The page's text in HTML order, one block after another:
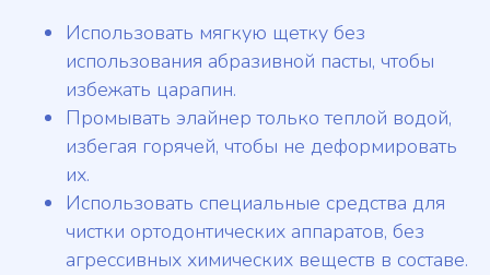
Использовать мягкую щетку без
использования абразивной пасты, чтобы
избежать царапин.
Промывать элайнер только теплой водой,
избегая горячей, чтобы не деформировать
их.
Использовать специальные средства для
чистки ортодонтических аппаратов, без
агрессивных химических веществ в составе.